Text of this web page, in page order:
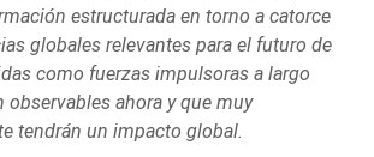
estructurada en torno a catorce
globales relevantes para el futuro de
como fuerzas impulsoras a largo
observables ahora y que muy
tendrán un impacto global.